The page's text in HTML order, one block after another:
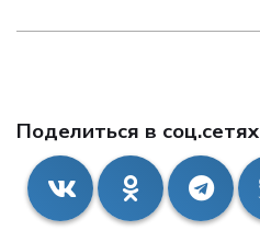
Поделиться в соц.сетях